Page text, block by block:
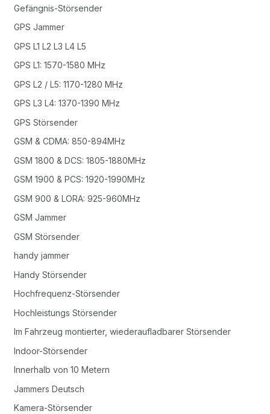
Gefängnis-Störsender
GPS Jammer
GPS L1 L2 L3 L4 L5
GPS L1: 1570-1580 MHz
GPS L2 / L5: 1170-1280 MHz
GPS L3 L4: 1370-1390 MHz
GPS Störsender
GSM & CDMA: 850-894MHz
GSM 1800 & DCS: 1805-1880MHz
GSM 1900 & PCS: 1920-1990MHz
GSM 900 & LORA: 925-960MHz
GSM Jammer
GSM Störsender
handy jammer
Handy Störsender
Hochfrequenz-Störsender
Hochleistungs Störsender
Im Fahrzeug montierter, wiederaufladbarer Störsender
Indoor-Störsender
Innerhalb von 10 Metern
Jammers Deutsch
Kamera-Störsender